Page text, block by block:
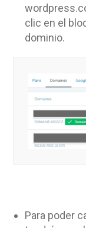
clic en el
dominio.
Para poder